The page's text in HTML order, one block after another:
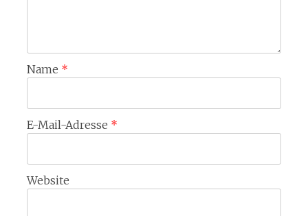
Name *
E-Mail-Adresse *
Website